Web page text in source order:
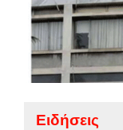
Ειδήσεις